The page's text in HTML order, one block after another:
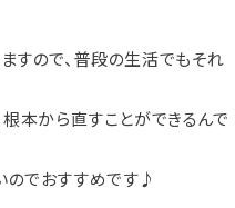
すので、普段の生活でもそれ
本から直すことができるんで
のでおすすめです♪